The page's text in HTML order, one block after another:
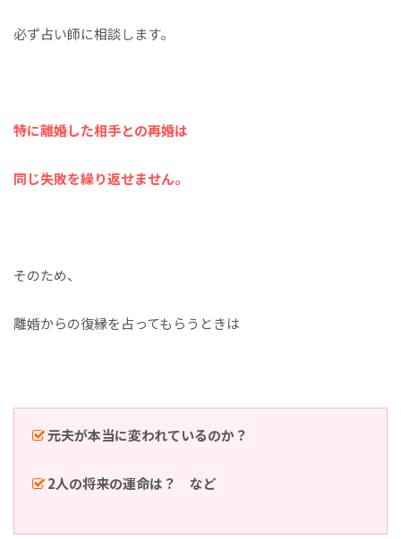
必ず占い師に相談します。
特に離婚した相手との再婚は
同じ失敗を繰り返せません。
そのため、
離婚からの復縁を占ってもらうときは
元夫が本当に変われているのか？
2人の将来の運命は？ など